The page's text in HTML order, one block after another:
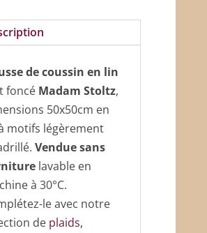
de coussin en lin
foncé Madam Stoltz,
50x50cm en
motifs légèrement
Vendue sans
lavable en
à 30°C.
le avec notre
de plaids,